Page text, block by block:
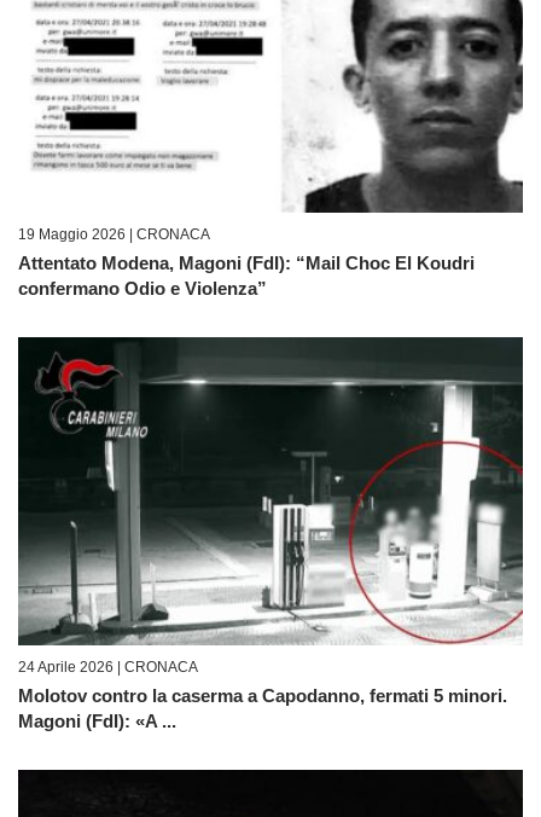
19 Maggio 2026 | CRONACA
Attentato Modena, Magoni (FdI): “Mail Choc El Koudri
confermano Odio e Violenza”
24 Aprile 2026 | CRONACA
Molotov contro la caserma a Capodanno, fermati 5 minori.
Magoni (FdI): «A ...